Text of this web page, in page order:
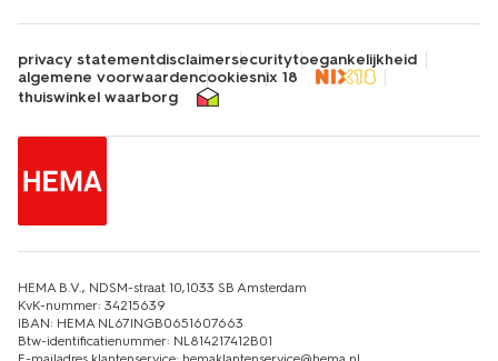
privacy statementdisclaimersecuritytoegankelijkheid
algemene voorwaardencookiesnix 18
thuiswinkel waarborg
HEMA B.V., NDSM-straat 10,1033 SB Amsterdam
KvK-nummer: 34215639
IBAN: HEMA NL67INGB0651607663
Btw-identificatienummer: NL814217412B01